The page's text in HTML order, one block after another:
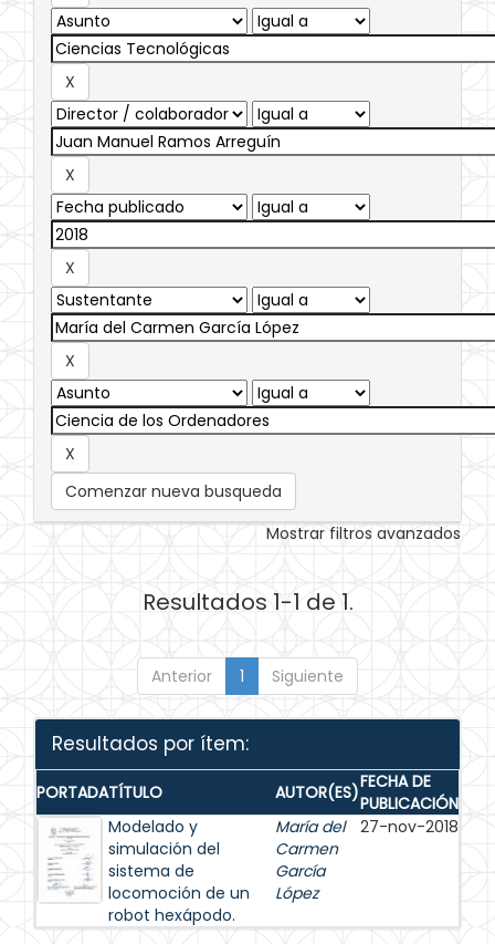
Comenzar nueva busqueda
Mostrar filtros avanzados
Resultados 1-1 de 1.
Anterior 1 Siguiente
Resultados por ítem:
PORTADATÍTULO AUTOR(ES)FECHA DE
PUBLICACIÓN
Modelado y
simulación del
sistema de
locomoción de un
robot hexápodo.
María del
Carmen
García
López
27-nov-2018